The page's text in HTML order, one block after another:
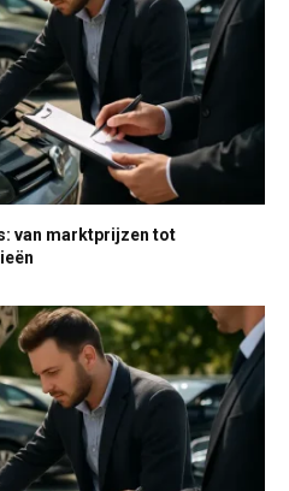
van marktprijzen tot